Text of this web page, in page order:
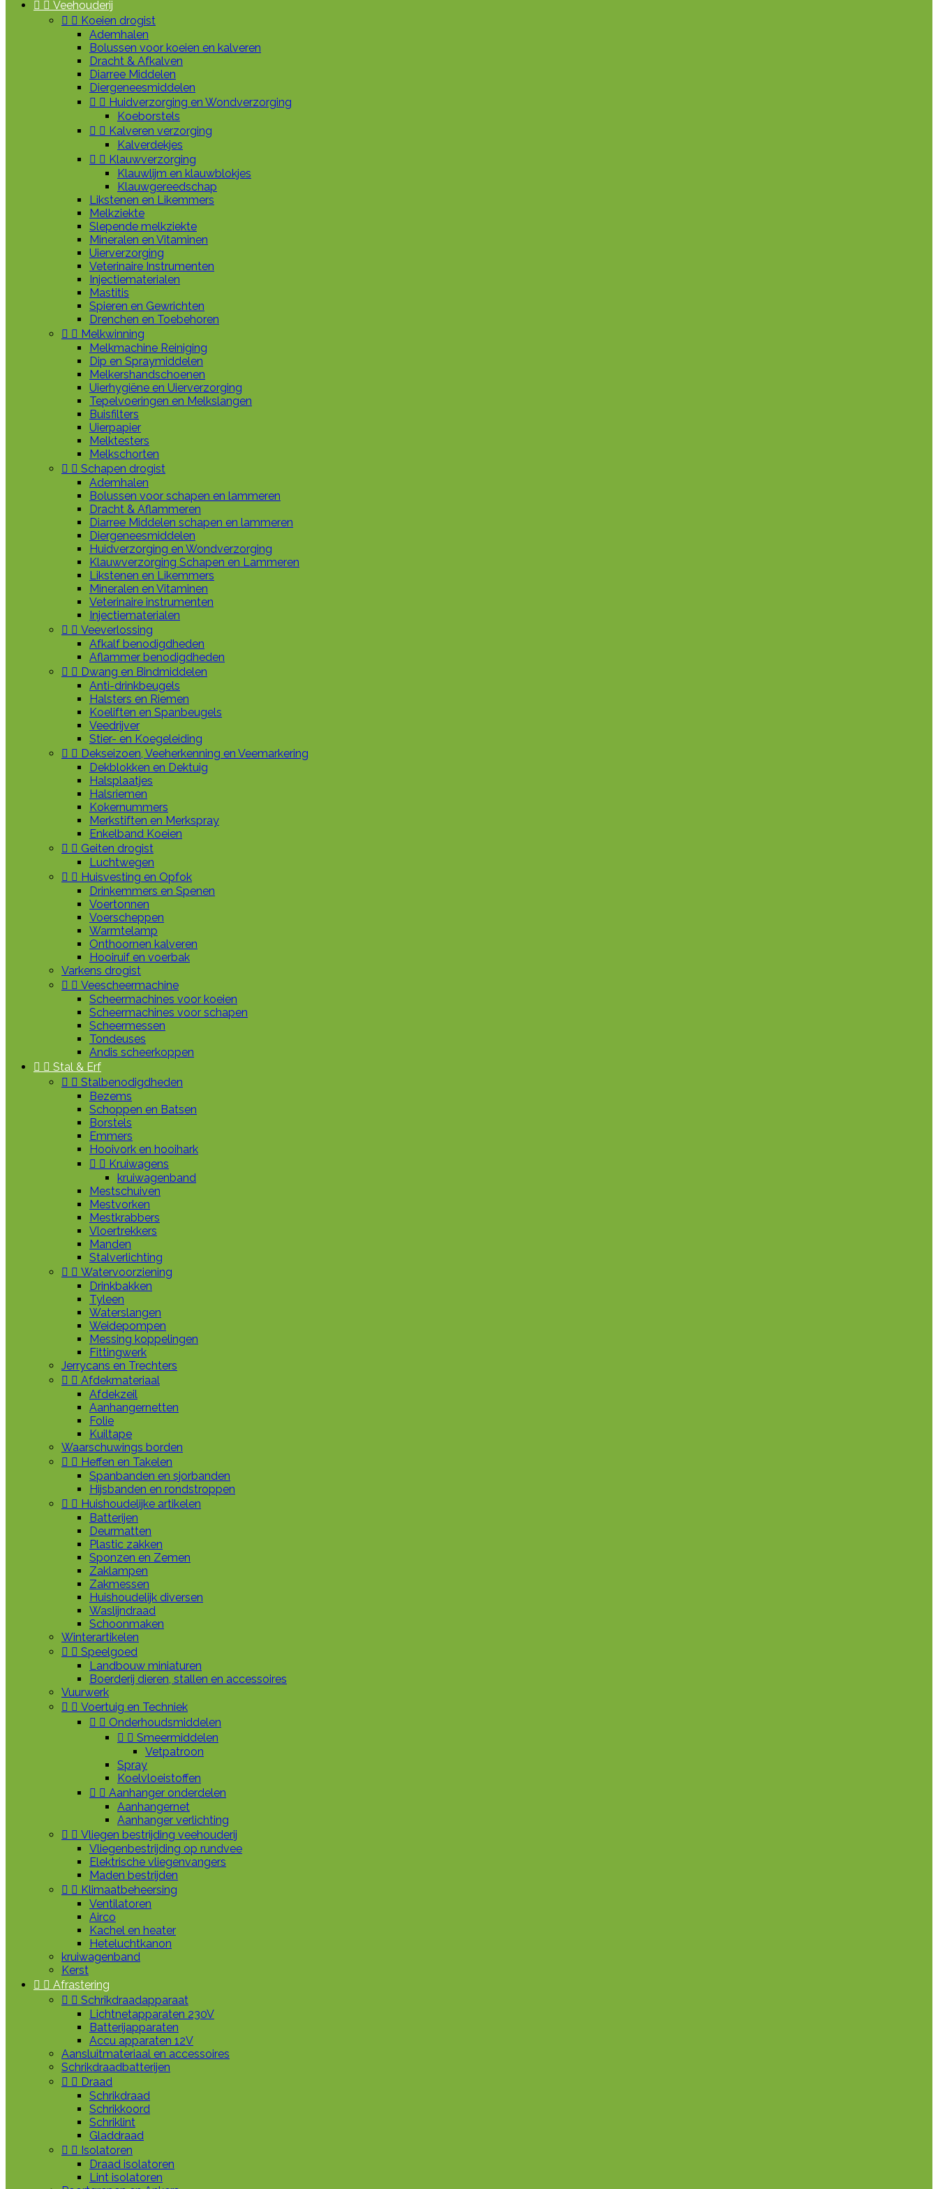
  Veehouderij
  Koeien drogist
Ademhalen
Bolussen voor koeien en kalveren
Dracht & Afkalven
Diarree Middelen
Diergeneesmiddelen
  Huidverzorging en Wondverzorging
Koeborstels
  Kalveren verzorging
Kalverdekjes
  Klauwverzorging
Klauwlijm en klauwblokjes
Klauwgereedschap
Likstenen en Likemmers
Melkziekte
Slepende melkziekte
Mineralen en Vitaminen
Uierverzorging
Veterinaire Instrumenten
Injectiematerialen
Mastitis
Spieren en Gewrichten
Drenchen en Toebehoren
  Melkwinning
Melkmachine Reiniging
Dip en Spraymiddelen
Melkershandschoenen
Uierhygiëne en Uierverzorging
Tepelvoeringen en Melkslangen
Buisfilters
Uierpapier
Melktesters
Melkschorten
  Schapen drogist
Ademhalen
Bolussen voor schapen en lammeren
Dracht & Aflammeren
Diarree Middelen schapen en lammeren
Diergeneesmiddelen
Huidverzorging en Wondverzorging
Klauwverzorging Schapen en Lammeren
Likstenen en Likemmers
Mineralen en Vitaminen
Veterinaire instrumenten
Injectiematerialen
  Veeverlossing
Afkalf benodigdheden
Aflammer benodigdheden
  Dwang en Bindmiddelen
Anti-drinkbeugels
Halsters en Riemen
Koeliften en Spanbeugels
Veedrijver
Stier- en Koegeleiding
  Dekseizoen, Veeherkenning en Veemarkering
Dekblokken en Dektuig
Halsplaatjes
Halsriemen
Kokernummers
Merkstiften en Merkspray
Enkelband Koeien
  Geiten drogist
Luchtwegen
  Huisvesting en Opfok
Drinkemmers en Spenen
Voertonnen
Voerscheppen
Warmtelamp
Onthoornen kalveren
Hooiruif en voerbak
Varkens drogist
  Veescheermachine
Scheermachines voor koeien
Scheermachines voor schapen
Scheermessen
Tondeuses
Andis scheerkoppen
  Stal & Erf
  Stalbenodigdheden
Bezems
Schoppen en Batsen
Borstels
Emmers
Hooivork en hooihark
  Kruiwagens
kruiwagenband
Mestschuiven
Mestvorken
Mestkrabbers
Vloertrekkers
Manden
Stalverlichting
  Watervoorziening
Drinkbakken
Tyleen
Waterslangen
Weidepompen
Messing koppelingen
Fittingwerk
Jerrycans en Trechters
  Afdekmateriaal
Afdekzeil
Aanhangernetten
Folie
Kuiltape
Waarschuwings borden
  Heffen en Takelen
Spanbanden en sjorbanden
Hijsbanden en rondstroppen
  Huishoudelijke artikelen
Batterijen
Deurmatten
Plastic zakken
Sponzen en Zemen
Zaklampen
Zakmessen
Huishoudelijk diversen
Waslijndraad
Schoonmaken
Winterartikelen
  Speelgoed
Landbouw miniaturen
Boerderij dieren, stallen en accessoires
Vuurwerk
  Voertuig en Techniek
  Onderhoudsmiddelen
  Smeermiddelen
Vetpatroon
Spray
Koelvloeistoffen
  Aanhanger onderdelen
Aanhangernet
Aanhanger verlichting
  Vliegen bestrijding veehouderij
Vliegenbestrijding op rundvee
Elektrische vliegenvangers
Maden bestrijden
  Klimaatbeheersing
Ventilatoren
Airco
Kachel en heater
Heteluchtkanon
kruiwagenband
Kerst
  Afrastering
  Schrikdraadapparaat
Lichtnetapparaten 230V
Batterijapparaten
Accu apparaten 12V
Aansluitmateriaal en accessoires
Schrikdraadbatterijen
  Draad
Schrikdraad
Schrikkoord
Schriklint
Gladdraad
  Isolatoren
Draad isolatoren
Lint isolatoren